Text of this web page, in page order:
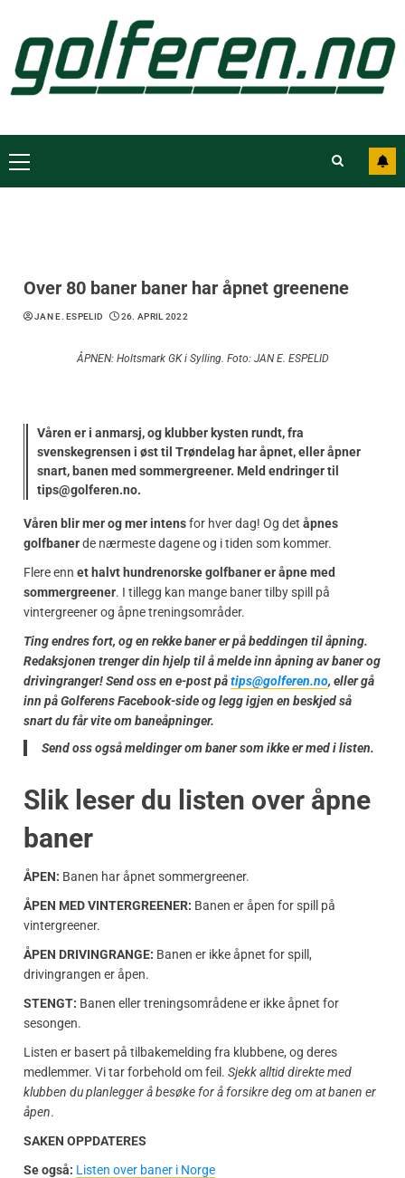
Over 80 baner baner har åpnet greenene
JAN E. ESPELID 26. APRIL 2022
ÅPNEN: Holtsmark GK i Sylling. Foto: JAN E. ESPELID
Våren er i anmarsj, og klubber kysten rundt, fra
svenskegrensen i øst til Trøndelag har åpnet‚ eller åpner
snart, banen med sommergreener. Meld endringer til
tips@golferen.no.
Våren blir mer og mer intensfor hver dag! Og det åpnes
golfbanerde nærmeste dagene og i tiden som kommer.
Flere enn et halvt hundrenorske golfbaner er åpne med
sommergreener. I tillegg kan mange baner tilby spill på
vintergreener og åpne treningsområder.
Ting endres fort, og en rekke baner er på beddingen til åpning.
Redaksjonen trenger din hjelp til å melde inn åpning av baner og
drivingranger! Send oss en e-post påtips@golferen.no, eller gå
inn på Golferens Facebook-side og legg igjen en beskjed så
snart du får vite om baneåpninger.
Send oss også meldinger om baner som ikke er med i listen.
Slik leser du listen over åpne
baner
ÅPEN: Banen har åpnet sommergreener.
ÅPEN MED VINTERGREENER: Banen er åpen for spill på
vintergreener.
ÅPEN DRIVINGRANGE: Banen er ikke åpnet for spill,
drivingrangen er åpen.
STENGT: Banen eller treningsområdene er ikke åpnet for
sesongen.
Listen er basert på tilbakemelding fra klubbene, og deres
medlemmer. Vi tar forbehold om feil. Sjekk alltid direkte med
klubben du planlegger å besøke for å forsikre deg om at banen er
åpen.
SAKEN OPPDATERES
Se også: Listen over baner i Norge